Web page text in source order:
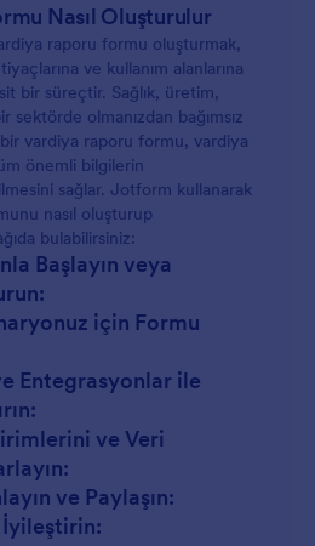
Nasıl Oluşturulur
raporu formu oluşturmak,
ve kullanım alanlarına
bir süreçtir. Sağlık, üretim,
sektörde olmanızdan bağımsız
vardiya raporu formu, vardiya
önemli bilgilerin
sağlar. Jotform kullanarak
nasıl oluşturup
bulabilirsiniz:
Başlayın veya
için Formu
Entegrasyonlar ile
ve Veri
ve Paylaşın:
İyileştirin: